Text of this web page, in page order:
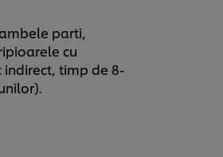
parti,
cu
timp de 8-